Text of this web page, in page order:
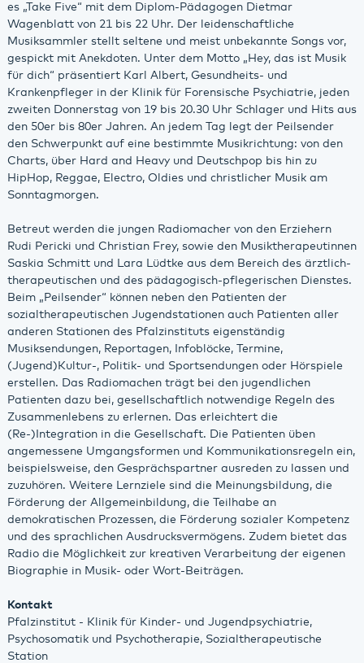
es „Take Five“ mit dem Diplom-Pädagogen Dietmar
Wagenblatt von 21 bis 22 Uhr. Der leidenschaftliche
Musiksammler stellt seltene und meist unbekannte Songs vor,
gespickt mit Anekdoten. Unter dem Motto „Hey, das ist Musik
für dich“ präsentiert Karl Albert, Gesundheits- und
Krankenpfleger in der Klinik für Forensische Psychiatrie, jeden
zweiten Donnerstag von 19 bis 20.30 Uhr Schlager und Hits aus
den 50er bis 80er Jahren. An jedem Tag legt der Peilsender
den Schwerpunkt auf eine bestimmte Musikrichtung: von den
Charts, über Hard and Heavy und Deutschpop bis hin zu
HipHop, Reggae, Electro, Oldies und christlicher Musik am
Sonntagmorgen.
Betreut werden die jungen Radiomacher von den Erziehern
Rudi Pericki und Christian Frey, sowie den Musiktherapeutinnen
Saskia Schmitt und Lara Lüdtke aus dem Bereich des ärztlich-
therapeutischen und des pädagogisch-pflegerischen Dienstes.
Beim „Peilsender“ können neben den Patienten der
sozialtherapeutischen Jugendstationen auch Patienten aller
anderen Stationen des Pfalzinstituts eigenständig
Musiksendungen, Reportagen, Infoblöcke, Termine,
(Jugend)Kultur-, Politik- und Sportsendungen oder Hörspiele
erstellen. Das Radiomachen trägt bei den jugendlichen
Patienten dazu bei, gesellschaftlich notwendige Regeln des
Zusammenlebens zu erlernen. Das erleichtert die
(Re-)Integration in die Gesellschaft. Die Patienten üben
angemessene Umgangsformen und Kommunikationsregeln ein,
beispielsweise, den Gesprächspartner ausreden zu lassen und
zuzuhören. Weitere Lernziele sind die Meinungsbildung, die
Förderung der Allgemeinbildung, die Teilhabe an
demokratischen Prozessen, die Förderung sozialer Kompetenz
und des sprachlichen Ausdrucksvermögens. Zudem bietet das
Radio die Möglichkeit zur kreativen Verarbeitung der eigenen
Biographie in Musik- oder Wort-Beiträgen.
Kontakt
Pfalzinstitut - Klinik für Kinder- und Jugendpsychiatrie,
Psychosomatik und Psychotherapie, Sozialtherapeutische
Station